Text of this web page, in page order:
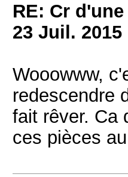
RE: Cr
23 Juil. 2015
Wooowww,
redescendre
fait rêver. Ca
ces pièces